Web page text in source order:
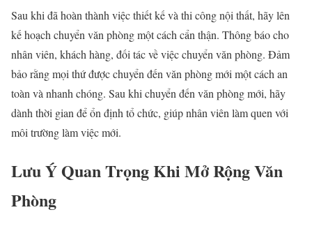
Sau khi đã hoàn thành việc thiết kế và thi công nội thất, hãy lên
kế hoạch chuyển văn phòng một cách cẩn thận. Thông báo cho
nhân viên, khách hàng, đối tác về việc chuyển văn phòng. Đảm
bảo rằng mọi thứ được chuyển đến văn phòng mới một cách an
toàn và nhanh chóng. Sau khi chuyển đến văn phòng mới, hãy
dành thời gian để ổn định tổ chức, giúp nhân viên làm quen với
môi trường làm việc mới.
Lưu Ý Quan Trọng Khi Mở Rộng Văn
Phòng